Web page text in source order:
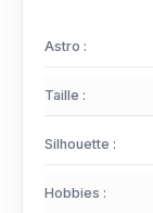
Astro :
Taille :
Silhouette :
Hobbies :